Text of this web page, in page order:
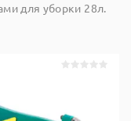
для уборки 28л.